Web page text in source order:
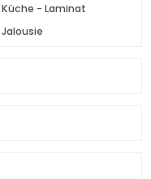
Küche - Laminat
Jalousie